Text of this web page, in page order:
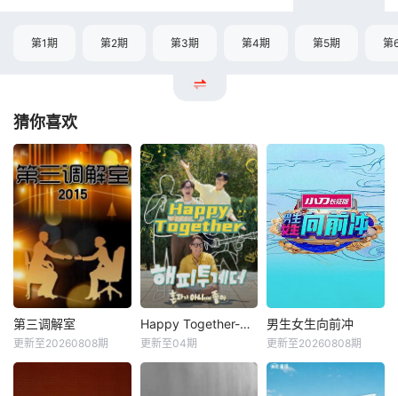
第1期 第2期 第3期 第4期 第5期 第
猜你喜欢
第三调解室
更新至20260808期
Happy Together-不是一个人真好
更新至04期
男生女生向前冲
更新至20260808期